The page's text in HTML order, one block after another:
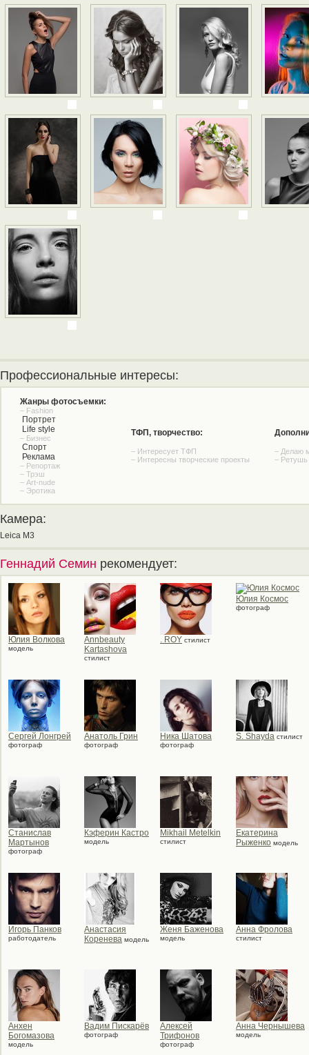
Профессиональные интересы:
Жанры фотосъемки:
– Fashion
Портрет
Life style
– Бизнес
Спорт
Реклама
– Репортаж
– Трэш
– Art-nude
– Эротика
ТФП, творчество:
– Интересует ТФП
– Интересны творческие проекты
– Делаю
– Ретушь
Камера:
Leica M3
Геннадий Семин рекомендует:
Юлия Волкова
модель
Annbeauty
Kartashova
стилист
. ROY стилист
Юлия Космос
фотограф
Сергей Лонгрей
фотограф
Анатоль Грин
фотограф
Ника Шатова
фотограф
S. Shayda стилист
Станислав
Мартынов
фотограф
Кэферин Кастро
модель
Mikhail Metelkin
стилист
Екатерина
Рыженко модель
Игорь Панков
работодатель
Анастасия
Коренева модель
Женя Баженова
модель
Анна Фролова
стилист
Анхен
Богомазова
модель
Вадим Пискарёв
фотограф
Алексей
Трифонов
фотограф
Анна Чернышева
модель